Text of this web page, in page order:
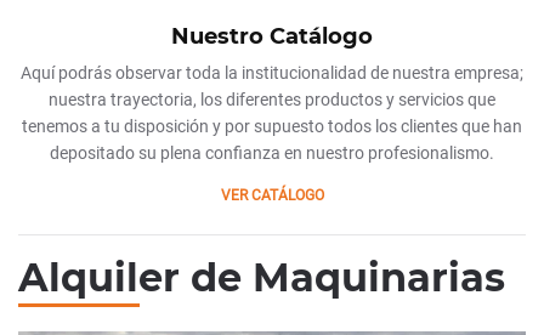
Nuestro Catálogo
Aquí podrás observar toda la institucionalidad de nuestra empresa;
nuestra trayectoria, los diferentes productos y servicios que
tenemos a tu disposición y por supuesto todos los clientes que han
depositado su plena confianza en nuestro profesionalismo.
VER CATÁLOGO
Alquiler de Maquinarias